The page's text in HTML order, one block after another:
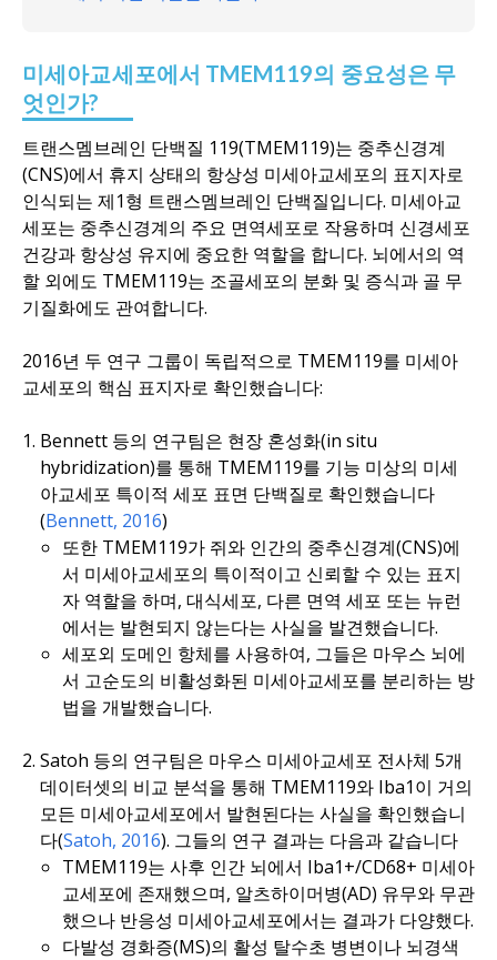
미세아교세포에서 TMEM119의 중요성은 무
엇인가?
트랜스멤브레인 단백질 119(TMEM119)는 중추신경계
(CNS)에서 휴지 상태의 항상성 미세아교세포의 표지자로
인식되는 제1형 트랜스멤브레인 단백질입니다. 미세아교
세포는 중추신경계의 주요 면역세포로 작용하며 신경세포
건강과 항상성 유지에 중요한 역할을 합니다. 뇌에서의 역
할 외에도 TMEM119는 조골세포의 분화 및 증식과 골 무
기질화에도 관여합니다.
2016년 두 연구 그룹이 독립적으로 TMEM119를 미세아
교세포의 핵심 표지자로 확인했습니다:
Bennett 등의 연구팀은 현장 혼성화(in situ
hybridization)를 통해 TMEM119를 기능 미상의 미세
아교세포 특이적 세포 표면 단백질로 확인했습니다
(Bennett, 2016)
또한 TMEM119가 쥐와 인간의 중추신경계(CNS)에
서 미세아교세포의 특이적이고 신뢰할 수 있는 표지
자 역할을 하며, 대식세포, 다른 면역 세포 또는 뉴런
에서는 발현되지 않는다는 사실을 발견했습니다.
세포외 도메인 항체를 사용하여, 그들은 마우스 뇌에
서 고순도의 비활성화된 미세아교세포를 분리하는 방
법을 개발했습니다.
Satoh 등의 연구팀은 마우스 미세아교세포 전사체 5개
데이터셋의 비교 분석을 통해 TMEM119와 Iba1이 거의
모든 미세아교세포에서 발현된다는 사실을 확인했습니
다(Satoh, 2016). 그들의 연구 결과는 다음과 같습니다
TMEM119는 사후 인간 뇌에서 Iba1+/CD68+ 미세아
교세포에 존재했으며, 알츠하이머병(AD) 유무와 무관
했으나 반응성 미세아교세포에서는 결과가 다양했다.
다발성 경화증(MS)의 활성 탈수초 병변이나 뇌경색